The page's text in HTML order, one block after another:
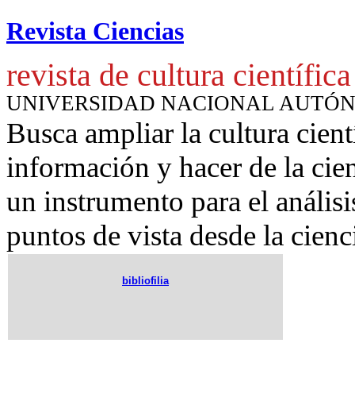
Revista Ciencias
revista de cultura científica
UNIVERSIDAD NACIONAL
Busca ampliar la cultura
información y hacer de la
un instrumento para el
puntos de vista desde la
bibliofilia